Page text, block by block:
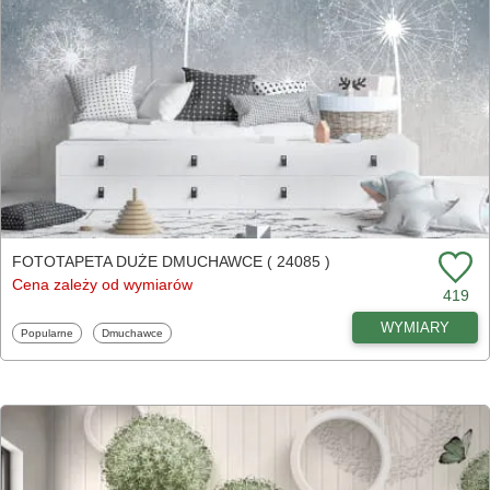
FOTOTAPETA DUŻE DMUCHAWCE ( 24085 )
Cena zależy od wymiarów
419
Fototapety
Popularne Fototapety
Dmuchawce WYMIARY